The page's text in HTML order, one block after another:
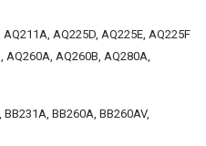
AQ225D, AQ225E, AQ225F
AQ260A, AQ260B, AQ280A,
BB260A, BB260AV,